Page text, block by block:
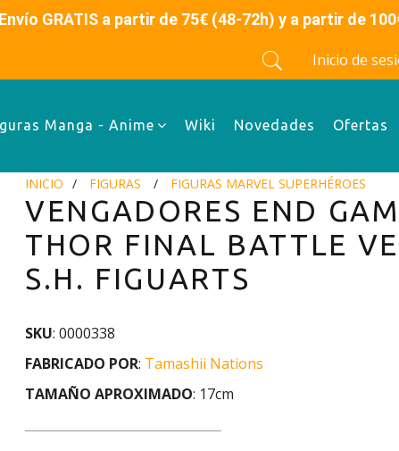
de 75€ (48-72h) y a partir de 100€
Inicio de
Manga - Anime Wiki Novedades Ofertas
INICIO FIGURAS FIGURAS MARVEL SUPERHÉROES
VENGADORES END
THOR FINAL BATTLE
S.H. FIGUARTS
SKU: 0000338
FABRICADO POR: Tamashii Nations
TAMAÑO APROXIMADO: 17cm